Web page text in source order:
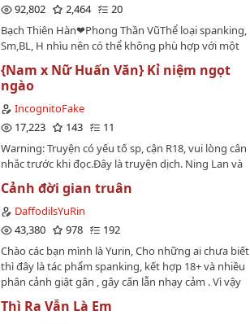
92,802
2,464
20
Bạch Thiên Hàn❤Phong Thần VũThể loại spanking,
Sm,BL, H nhìu nên có thể không phù hợp với một
số bạn Hãy chắc chắn bạn hiểu Spanking là gì rồi
hãy đọc nhé ❌tránh gây war,những lời lẽ có ý xúc
phạm ❌Enjoy my story~…
{Nam x Nữ Huấn Văn} Kỉ niệm ngọt
ngào
IncognitoFake
17,223
143
11
Warning: Truyện có yếu tố sp, cận R18, vui lòng cân
nhắc trước khi đọc.Đây là truyện dịch. Ning Lan và
Chen Wan, một cặp đôi sp trẻ tuổi với nhiều hoạt
động trên forum spanking, bỗng một ngày được
chủ forum liên hệ để làm một buổi phỏng vấn. Họ
chấp nhận, và cùng với hai nữ phóng viên vô cùng
spanking vừa vui vẻ, vừa giáo huấn. Còn có sự góp
mặt của những người chị em của Ning Lan, và hai
cô phóng viên cũng không thoát khỏi cảnh chịu
đòn nữa. Cùng đón chờ nha ~Ảnh bìa chỉ mang tính
Cảnh đời gian truân
DaffodilsYuRin
43,380
978
192
Chào các bạn mình là Yurin, Cho những ai chưa biết
thì đây là tác phẩm spanking, kết hợp 18+ và nhiều
phân cảnh giật gân , gây cấn lẫn nhạy cảm . Vì vậy
thông thường chỉ có người trong giới chơi
spanking mới có thể cảm nhận và chấp nhận . Cho
Thì Ra Vẫn Là Em